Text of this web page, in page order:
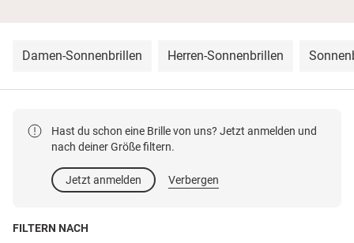
Damen-Sonnenbrillen Herren-Sonnenbrillen
Hast du schon eine Brille von uns? Jetzt anmelden und
nach deiner Größe filtern.
Jetzt anmelden Verbergen
FILTERN NACH